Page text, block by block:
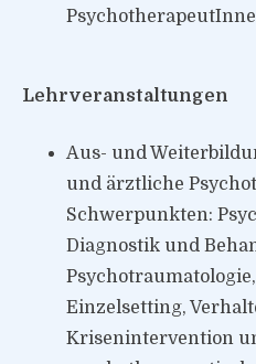
Lehrveranstaltungen
Aus- und
und ärztliche
Schwerpunkten:
Diagnostik und
Einzelsetting,
Krisenintervention